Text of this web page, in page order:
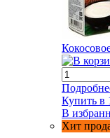
Купить в
В
Хит